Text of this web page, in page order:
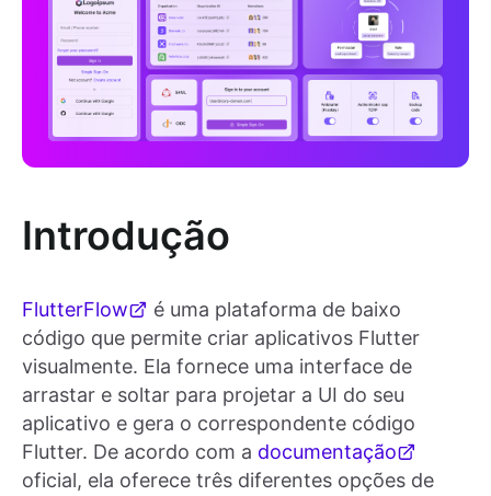
Introdução
FlutterFlow
é uma plataforma de baixo
código que permite criar aplicativos Flutter
visualmente. Ela fornece uma interface de
arrastar e soltar para projetar a UI do seu
aplicativo e gera o correspondente código
Flutter. De acordo com a documentação
oficial, ela oferece três diferentes opções de